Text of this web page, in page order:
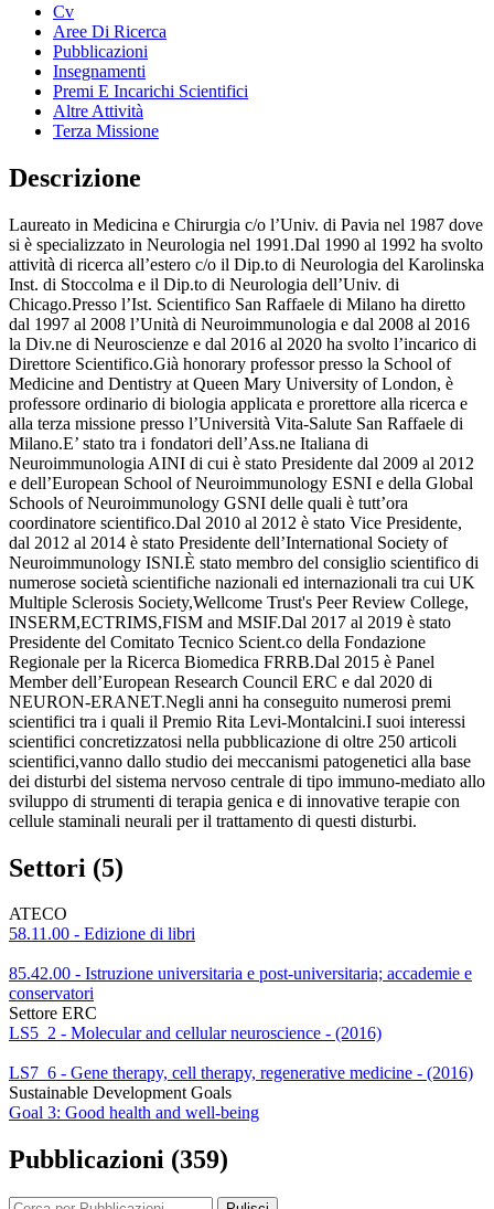
Cv
Aree Di Ricerca
Pubblicazioni
Insegnamenti
Premi E Incarichi Scientifici
Altre Attività
Terza Missione
Descrizione
Laureato in Medicina e Chirurgia c/o l’Univ. di Pavia nel 1987 dove
si è specializzato in Neurologia nel 1991.Dal 1990 al 1992 ha svolto
attività di ricerca all’estero c/o il Dip.to di Neurologia del Karolinska
Inst. di Stoccolma e il Dip.to di Neurologia dell’Univ. di
Chicago.Presso l’Ist. Scientifico San Raffaele di Milano ha diretto
dal 1997 al 2008 l’Unità di Neuroimmunologia e dal 2008 al 2016
la Div.ne di Neuroscienze e dal 2016 al 2020 ha svolto l’incarico di
Direttore Scientifico.Già honorary professor presso la School of
Medicine and Dentistry at Queen Mary University of London, è
professore ordinario di biologia applicata e prorettore alla ricerca e
alla terza missione presso l’Università Vita-Salute San Raffaele di
Milano.E’ stato tra i fondatori dell’Ass.ne Italiana di
Neuroimmunologia AINI di cui è stato Presidente dal 2009 al 2012
e dell’European School of Neuroimmunology ESNI e della Global
Schools of Neuroimmunology GSNI delle quali è tutt’ora
coordinatore scientifico.Dal 2010 al 2012 è stato Vice Presidente,
dal 2012 al 2014 è stato Presidente dell’International Society of
Neuroimmunology ISNI.È stato membro del consiglio scientifico di
numerose società scientifiche nazionali ed internazionali tra cui UK
Multiple Sclerosis Society,Wellcome Trust's Peer Review College,
INSERM,ECTRIMS,FISM and MSIF.Dal 2017 al 2019 è stato
Presidente del Comitato Tecnico Scient.co della Fondazione
Regionale per la Ricerca Biomedica FRRB.Dal 2015 è Panel
Member dell’European Research Council ERC e dal 2020 di
NEURON-ERANET.Negli anni ha conseguito numerosi premi
scientifici tra i quali il Premio Rita Levi-Montalcini.I suoi interessi
scientifici concretizzatosi nella pubblicazione di oltre 250 articoli
scientifici,vanno dallo studio dei meccanismi patogenetici alla base
dei disturbi del sistema nervoso centrale di tipo immuno-mediato allo
sviluppo di strumenti di terapia genica e di innovative terapie con
cellule staminali neurali per il trattamento di questi disturbi.
Settori (5)
ATECO
58.11.00 - Edizione di libri
85.42.00 - Istruzione universitaria e post-universitaria; accademie e
conservatori
Settore ERC
LS5_2 - Molecular and cellular neuroscience - (2016)
LS7_6 - Gene therapy, cell therapy, regenerative medicine - (2016)
Sustainable Development Goals
Goal 3: Good health and well-being
Pubblicazioni (359)